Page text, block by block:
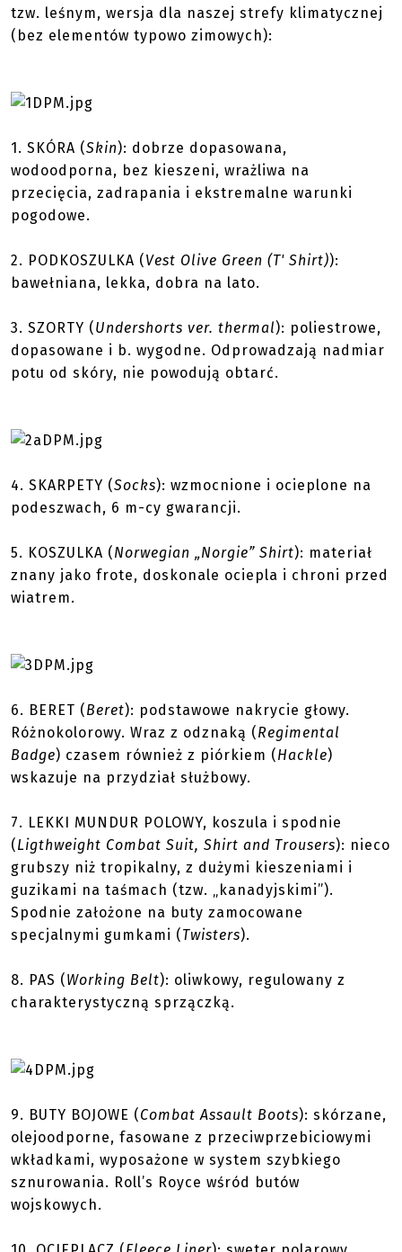
tzw. leśnym, wersja dla naszej strefy klimatycznej
(bez elementów typowo zimowych):
1. SKÓRA (Skin): dobrze dopasowana,
wodoodporna, bez kieszeni, wrażliwa na
przecięcia, zadrapania i ekstremalne warunki
pogodowe.
2. PODKOSZULKA (Vest Olive Green (T' Shirt)):
bawełniana, lekka, dobra na lato.
3. SZORTY (Undershorts ver. thermal): poliestrowe,
dopasowane i b. wygodne. Odprowadzają nadmiar
potu od skóry, nie powodują obtarć.
4. SKARPETY (Socks): wzmocnione i ocieplone na
podeszwach, 6 m-cy gwarancji.
5. KOSZULKA (Norwegian „Norgie” Shirt): materiał
znany jako frote, doskonale ociepla i chroni przed
wiatrem.
6. BERET (Beret): podstawowe nakrycie głowy.
Różnokolorowy. Wraz z odznaką (Regimental
Badge) czasem również z piórkiem (Hackle)
wskazuje na przydział służbowy.
7. LEKKI MUNDUR POLOWY, koszula i spodnie
(Ligthweight Combat Suit, Shirt and Trousers): nieco
grubszy niż tropikalny, z dużymi kieszeniami i
guzikami na taśmach (tzw. „kanadyjskimi”).
Spodnie założone na buty zamocowane
specjalnymi gumkami (Twisters).
8. PAS (Working Belt): oliwkowy, regulowany z
charakterystyczną sprzączką.
9. BUTY BOJOWE (Combat Assault Boots): skórzane,
olejoodporne, fasowane z przeciwprzebiciowymi
wkładkami, wyposażone w system szybkiego
sznurowania. Roll’s Royce wśród butów
wojskowych.